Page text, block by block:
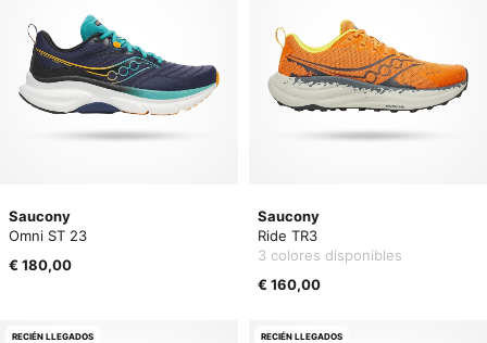
Saucony
Omni ST 23
€ 180,00
Saucony
Ride TR3
3 colores disponibles
€ 160,00
RECIÉN LLEGADOS RECIÉN LLEGADOS